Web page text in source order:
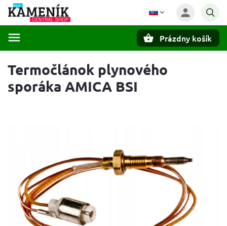
Prázdny košík
Termočlánok plynového
sporáka AMICA BSI